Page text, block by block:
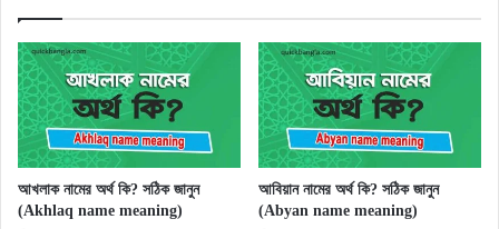
আখলাক নামের অর্থ কি? সঠিক জানুন
(Akhlaq name meaning)
আবিয়ান নামের অর্থ কি? সঠিক জানুন
(Abyan name meaning)